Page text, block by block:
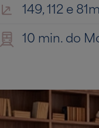
149, 112 e
10 min. do